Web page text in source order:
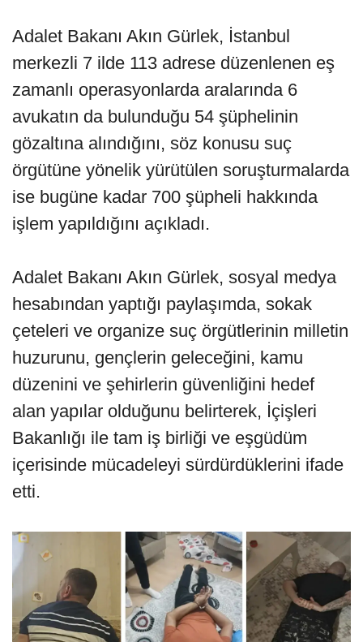
Adalet Bakanı Akın Gürlek, İstanbul
merkezli 7 ilde 113 adrese düzenlenen eş
zamanlı operasyonlarda aralarında 6
avukatın da bulunduğu 54 şüphelinin
gözaltına alındığını, söz konusu suç
örgütüne yönelik yürütülen soruşturmalarda
ise bugüne kadar 700 şüpheli hakkında
işlem yapıldığını açıkladı.
Adalet Bakanı Akın Gürlek, sosyal medya
hesabından yaptığı paylaşımda, sokak
çeteleri ve organize suç örgütlerinin milletin
huzurunu, gençlerin geleceğini, kamu
düzenini ve şehirlerin güvenliğini hedef
alan yapılar olduğunu belirterek, İçişleri
Bakanlığı ile tam iş birliği ve eşgüdüm
içerisinde mücadeleyi sürdürdüklerini ifade
etti.